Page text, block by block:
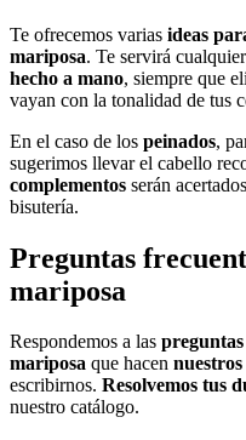
Te ofrecemos varias ideas
mariposa. Te servirá cualquier
hecho a mano, siempre que
vayan con la tonalidad de tus
En el caso de los peinados,
sugerimos llevar el cabello
complementos serán
bisutería.
Preguntas
mariposa
Respondemos a las
mariposa que hacen nuestros
escribirnos. Resolvemos tus
nuestro catálogo.